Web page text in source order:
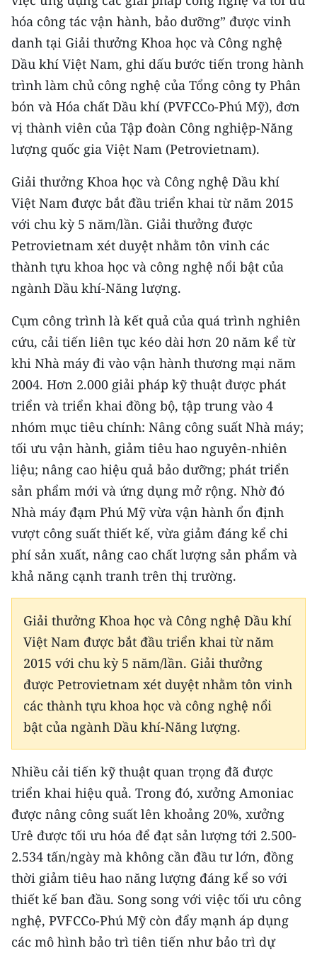
CHƯƠNG TRÌNH OCOP - MỖI XÃ
MỘT SẢN PHẨM
RADIO
MEDIA CENTER
E-Magazine
Media Chính trị
Media Kinh tế
Media Văn hóa
Media Xã hội
Media Pháp luật
Media Du lịch
Media Thế giới
Media Giáo dục
Media Y tế
Media Khoa học - Công nghệ
Media Môi trường
Ảnh
TIN MỚI
TIN ĐỊA PHƯƠNG
Trung du và miền núi phía Bắc
Đồng bằng sông Hồng
Bắc Trung Bộ
Duyên hải Nam Trung Bộ và Tây
Nguyên
Đông Nam Bộ
Đồng bằng sông Cửu Long
Chuyên trang Hà Nội
hóa công tác vận hành, bảo dưỡng” được vinh
danh tại Giải thưởng Khoa học và Công nghệ
Dầu khí Việt Nam, ghi dấu bước tiến trong hành
trình làm chủ công nghệ của Tổng công ty Phân
bón và Hóa chất Dầu khí (PVFCCo-Phú Mỹ), đơn
vị thành viên của Tập đoàn Công nghiệp-Năng
lượng quốc gia Việt Nam (Petrovietnam).
Giải thưởng Khoa học và Công nghệ Dầu khí
Việt Nam được bắt đầu triển khai từ năm 2015
với chu kỳ 5 năm/lần. Giải thưởng được
Petrovietnam xét duyệt nhằm tôn vinh các
thành tựu khoa học và công nghệ nổi bật của
ngành Dầu khí-Năng lượng.
Cụm công trình là kết quả của quá trình nghiên
cứu, cải tiến liên tục kéo dài hơn 20 năm kể từ
khi Nhà máy đi vào vận hành thương mại năm
2004. Hơn 2.000 giải pháp kỹ thuật được phát
triển và triển khai đồng bộ, tập trung vào 4
nhóm mục tiêu chính: Nâng công suất Nhà máy;
tối ưu vận hành, giảm tiêu hao nguyên-nhiên
liệu; nâng cao hiệu quả bảo dưỡng; phát triển
sản phẩm mới và ứng dụng mở rộng. Nhờ đó
Nhà máy đạm Phú Mỹ vừa vận hành ổn định
vượt công suất thiết kế, vừa giảm đáng kể chi
phí sản xuất, nâng cao chất lượng sản phẩm và
khả năng cạnh tranh trên thị trường.
Giải thưởng Khoa học và Công nghệ Dầu khí
Việt Nam được bắt đầu triển khai từ năm
2015 với chu kỳ 5 năm/lần. Giải thưởng
được Petrovietnam xét duyệt nhằm tôn vinh
các thành tựu khoa học và công nghệ nổi
bật của ngành Dầu khí-Năng lượng.
Nhiều cải tiến kỹ thuật quan trọng đã được
triển khai hiệu quả. Trong đó, xưởng Amoniac
được nâng công suất lên khoảng 20%, xưởng
Urê được tối ưu hóa để đạt sản lượng tới 2.500-
2.534 tấn/ngày mà không cần đầu tư lớn, đồng
thời giảm tiêu hao năng lượng đáng kể so với
thiết kế ban đầu. Song song với việc tối ưu công
nghệ, PVFCCo-Phú Mỹ còn đẩy mạnh áp dụng
các mô hình bảo trì tiên tiến như bảo trì dự